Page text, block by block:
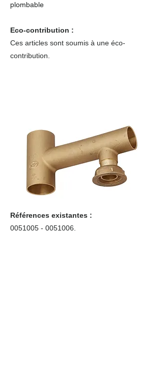
plombable
Eco-contribution :
Ces articles sont soumis à une éco-
contribution.
Références existantes :
0051005 - 0051006